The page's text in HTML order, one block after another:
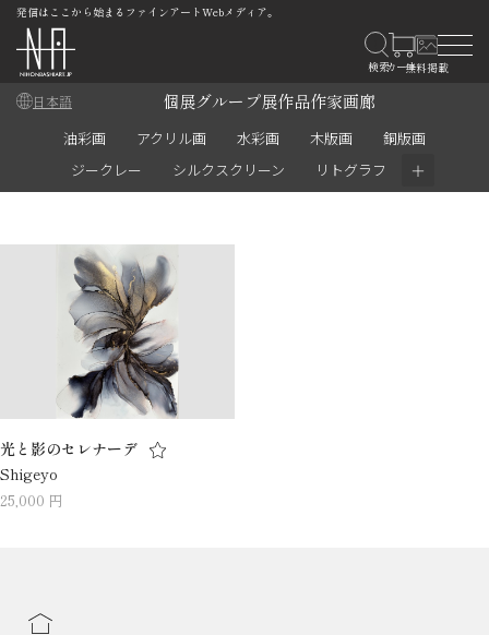
発信はここから始まるファインアートWebメディア。
日本語 個展グループ展作品作家画廊
油彩画 アクリル画 水彩画 木版画
銅版画
ジークレー
シルクスクリーン リトグラフ ＋
光と影のセレナーデ
Shigeyo
25,000 円